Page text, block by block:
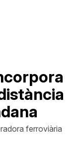
ferroviària